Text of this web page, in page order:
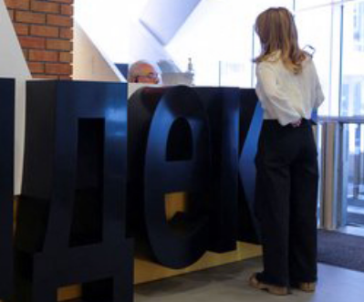
平台 共建科學智能開放生態
位圈中好友輪流探望 同事每周三次接送洗腎